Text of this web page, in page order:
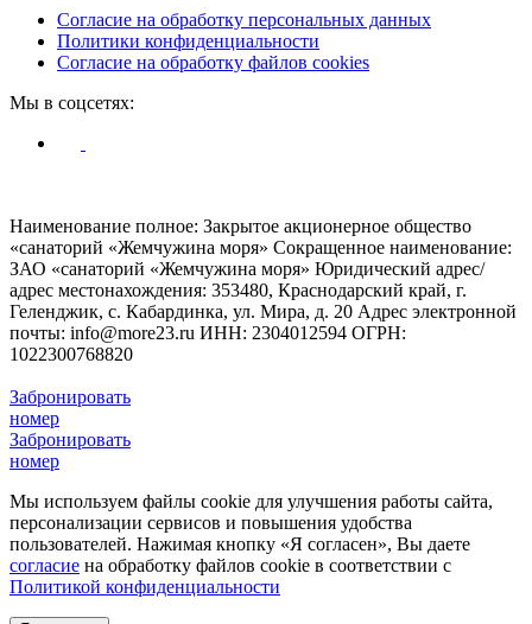
Согласие на обработку персональных данных
Политики конфиденциальности
Согласие на обработку файлов cookies
Мы в соцсетях:
Наименование полное: Закрытое акционерное общество
«санаторий «Жемчужина моря» Сокращенное наименование:
ЗАО «санаторий «Жемчужина моря» Юридический адрес/
адрес местонахождения: 353480, Краснодарский край, г.
Геленджик, с. Кабардинка, ул. Мира, д. 20 Адрес электронной
почты: info@more23.ru ИНН: 2304012594 ОГРН:
1022300768820
Забронировать
номер
Забронировать
номер
Мы используем файлы cookie для улучшения работы сайта,
персонализации сервисов и повышения удобства
пользователей. Нажимая кнопку «Я согласен», Вы даете
согласие на обработку файлов cookie в соответствии с
Политикой конфиденциальности